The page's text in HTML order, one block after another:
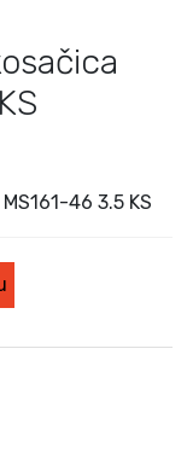
46 3.5 KS